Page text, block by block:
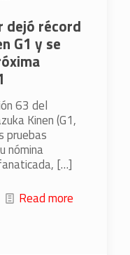
dejó récord
G1 y se
63 del
Kinen (G1,
pruebas
nómina
[…]
Read more